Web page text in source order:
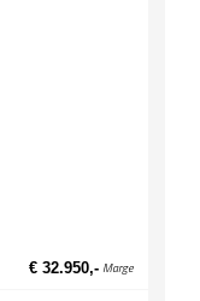
€ 32.950,- Marge